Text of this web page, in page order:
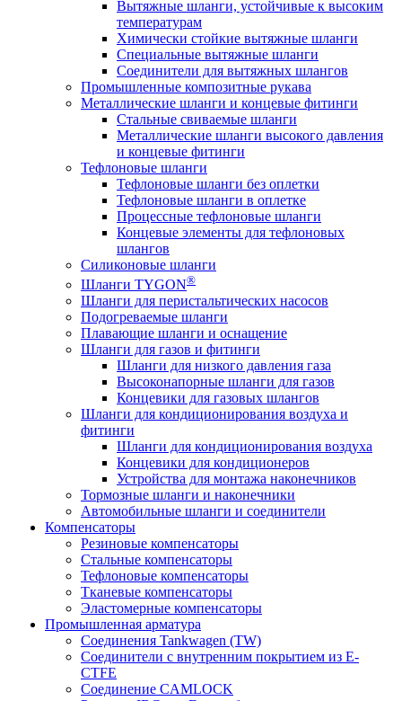
Вытяжные шланги, устойчивые к высоким
температурам
Химически стойкие вытяжные шланги
Специальные вытяжные шланги
Соединители для вытяжных шлангов
Промышленные композитные рукава
Металлические шланги и концевые фитинги
Стальные свиваемые шланги
Металлические шланги высокого давления
и концевые фитинги
Тефлоновые шланги
Тефлоновые шланги без оплетки
Тефлоновые шланги в оплетке
Процессные тефлоновые шланги
Концевые элементы для тефлоновых
шлангов
Силиконовые шланги
Шланги TYGON®
Шланги для перистальтических насосов
Подогреваемые шланги
Плавающие шланги и оснащение
Шланги для газов и фитинги
Шланги для низкого давления газа
Высоконапорные шланги для газов
Концевики для газовых шлангов
Шланги для кондиционирования воздуха и
фитинги
Шланги для кондиционирования воздуха
Концевики для кондиционеров
Устройства для монтажа наконечников
Тормозные шланги и наконечники
Автомобильные шланги и соединители
Компенсаторы
Резиновые компенсаторы
Стальные компенсаторы
Тефлоновые компенсаторы
Тканевые компенсаторы
Эластомерные компенсаторы
Промышленная арматура
Соединения Tankwagen (TW)
Соединители с внутренним покрытием из E-
CTFE
Соединение CAMLOCK